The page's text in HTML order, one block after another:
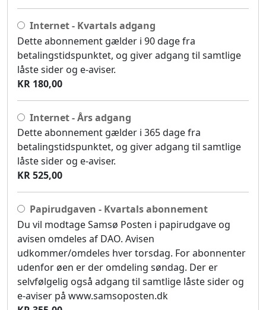
Internet - Kvartals adgang
Dette abonnement gælder i 90 dage fra
betalingstidspunktet, og giver adgang til samtlige
låste sider og e-aviser.
KR 180,00
Internet - Års adgang
Dette abonnement gælder i 365 dage fra
betalingstidspunktet, og giver adgang til samtlige
låste sider og e-aviser.
KR 525,00
Papirudgaven - Kvartals abonnement
Du vil modtage Samsø Posten i papirudgave og
avisen omdeles af DAO. Avisen
udkommer/omdeles hver torsdag. For abonnenter
udenfor øen er der omdeling søndag. Der er
selvfølgelig også adgang til samtlige låste sider og
e-aviser på www.samsoposten.dk